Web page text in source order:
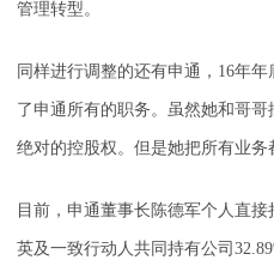
管理转型。
同样进行调整的还有申通，16年
了申通所有的职务。虽然她和哥
绝对的控股权。但是她把所有业务
目前，申通董事长陈德军个人直
英及一致行动人共同持有公司